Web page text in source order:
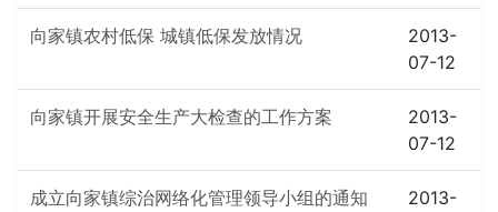
向家镇农村低保 城镇低保发放情况
2013-
07-12
向家镇开展安全生产大检查的工作方案
2013-
07-12
成立向家镇综治网络化管理领导小组的通知
2013-